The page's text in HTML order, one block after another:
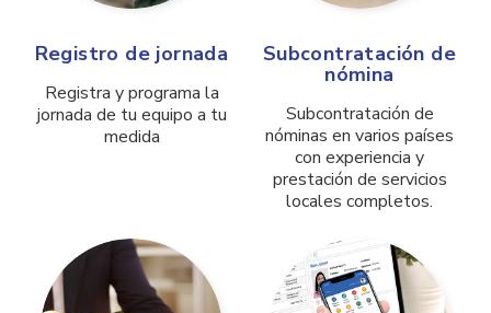
Registro de jornada
Registra y programa la
jornada de tu equipo a tu
medida
Subcontratación de
nómina
Subcontratación de
nóminas en varios países
con experiencia y
prestación de servicios
locales completos.